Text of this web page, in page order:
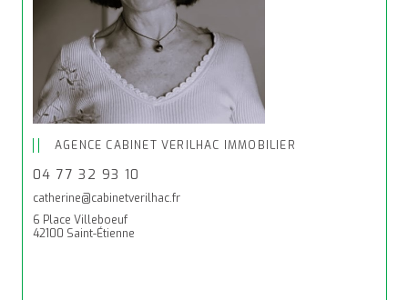
AGENCE CABINET VERILHAC IMMOBILIER
04 77 32 93 10
catherine@cabinetverilhac.fr
6 Place Villeboeuf
42100 Saint-Étienne